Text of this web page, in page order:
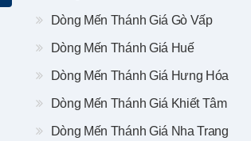
Dòng Mến Thánh Giá Gò Vấp
Dòng Mến Thánh Giá Huế
Dòng Mến Thánh Giá Hưng Hóa
Dòng Mến Thánh Giá Khiết Tâm
Dòng Mến Thánh Giá Nha Trang